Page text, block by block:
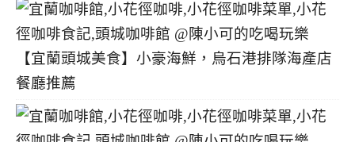
【宜蘭頭城美食】小豪海鮮，烏石港排隊海產店
餐廳推薦